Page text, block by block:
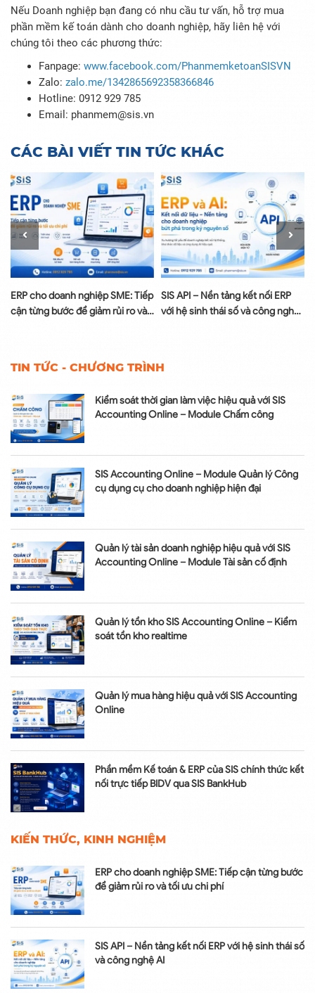
TIN TỨC - CHƯƠNG TRÌNH
Kiểm soát thời gian làm việc hiệu quả với SIS
Accounting Online – Module Chấm công
SIS Accounting Online – Module Quản lý Công
cụ dụng cụ cho doanh nghiệp hiện đại
Quản lý tài sản doanh nghiệp hiệu quả với SIS
Accounting Online – Module Tài sản cố định
Quản lý tồn kho SIS Accounting Online – Kiểm
soát tồn kho realtime
Quản lý mua hàng hiệu quả với SIS Accounting
Online
Phần mềm Kế toán & ERP của SIS chính thức kết
nối trực tiếp BIDV qua SIS BankHub
KIẾN THỨC, KINH NGHIỆM
ERP cho doanh nghiệp SME: Tiếp cận từng bước
để giảm rủi ro và tối ưu chi phí
SIS API – Nền tảng kết nối ERP với hệ sinh thái số
và công nghệ AI
Nếu Doanh nghiệp bạn đang có nhu cầu tư vấn, hỗ trợ mua
phần mềm kế toán dành cho doanh nghiệp, hãy liên hệ với
chúng tôi theo các phương thức:
Fanpage: www.facebook.com/PhanmemketoanSISVN
Zalo: zalo.me/1342865692358366846
Hotline: 0912 929 785
Email: phanmem@sis.vn
CÁC BÀI VIẾT TIN TỨC KHÁC
ERP cho doanh nghiệp SME: Tiếp
cận từng bước để giảm rủi ro và
SIS API – Nền tảng kết nối ERP
với hệ sinh thái số và công nghệ